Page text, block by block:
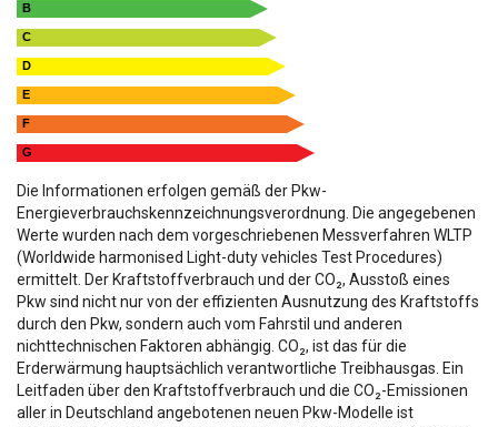
B
C
D
E
F
G
Die Informationen erfolgen gemäß der Pkw-
Energieverbrauchskennzeichnungsverordnung. Die angegebenen
Werte wurden nach dem vorgeschriebenen Messverfahren WLTP
(Worldwide harmonised Light-duty vehicles Test Procedures)
ermittelt. Der Kraftstoffverbrauch und der CO₂, Ausstoß eines
Pkw sind nicht nur von der effizienten Ausnutzung des Kraftstoffs
durch den Pkw, sondern auch vom Fahrstil und anderen
nichttechnischen Faktoren abhängig. CO₂, ist das für die
Erderwärmung hauptsächlich verantwortliche Treibhausgas. Ein
Leitfaden über den Kraftstoffverbrauch und die CO₂-Emissionen
aller in Deutschland angebotenen neuen Pkw-Modelle ist